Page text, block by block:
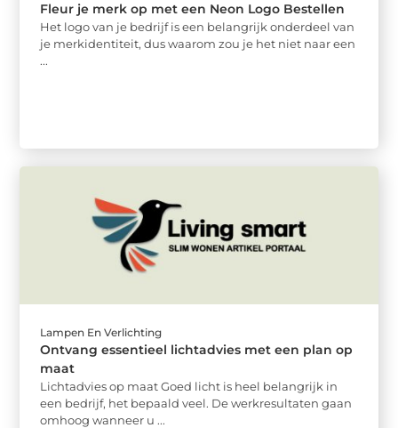
Fleur je merk op met een Neon Logo Bestellen
Het logo van je bedrijf is een belangrijk onderdeel van
je merkidentiteit, dus waarom zou je het niet naar een
...
Lampen En Verlichting
Ontvang essentieel lichtadvies met een plan op
maat
Lichtadvies op maat Goed licht is heel belangrijk in
een bedrijf, het bepaald veel. De werkresultaten gaan
omhoog wanneer u ...